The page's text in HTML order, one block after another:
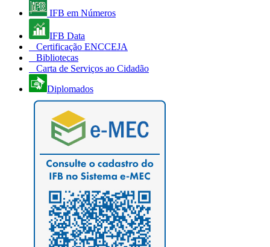
IFB em Números
IFB Data
Certificação ENCCEJA
Bibliotecas
Carta de Serviços ao Cidadão
Diplomados